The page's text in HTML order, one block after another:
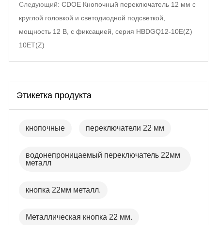
Следующий: CDOE Кнопочный переключатель 12 мм с
круглой головкой и светодиодной подсветкой,
мощность 12 В, с фиксацией, серия HBDGQ12-10E(Z)
10ET(Z)
Этикетка продукта
кнопочные переключатели 22 мм
водонепроницаемый переключатель 22мм
металл
кнопка 22мм металл.
Металлическая кнопка 22 мм.